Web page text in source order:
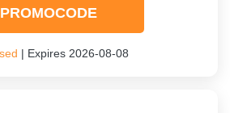
PROMOCODE
| Expires 2026-08-08